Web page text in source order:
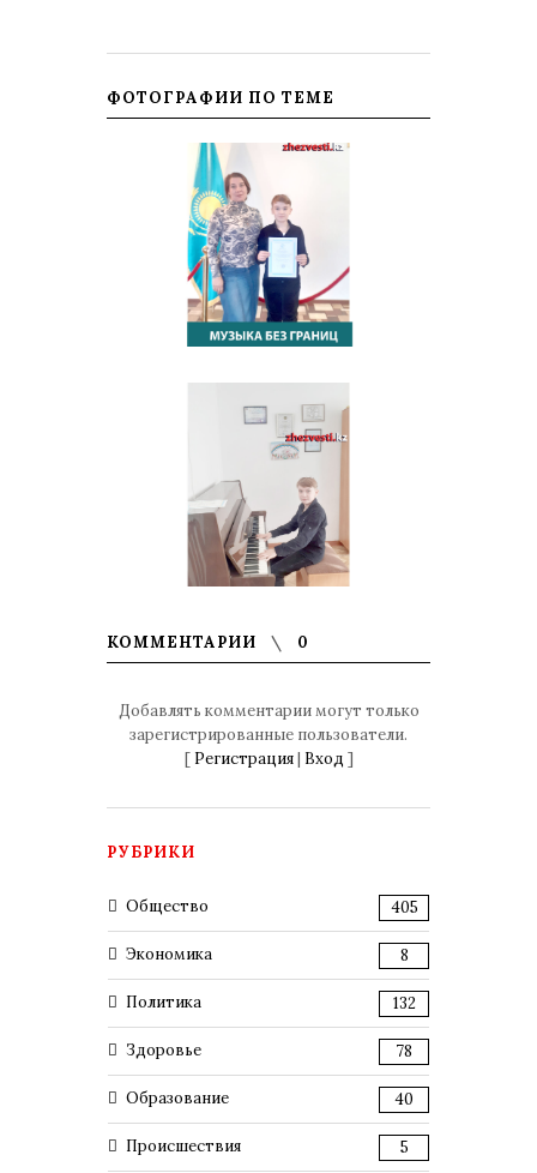
ФОТОГРАФИИ ПО ТЕМЕ
КОММЕНТАРИИ 0
Добавлять комментарии могут только
зарегистрированные пользователи.
[ Регистрация| Вход ]
РУБРИКИ
Общество 405
Экономика 8
Политика 132
Здоровье 78
Образование 40
Происшествия 5